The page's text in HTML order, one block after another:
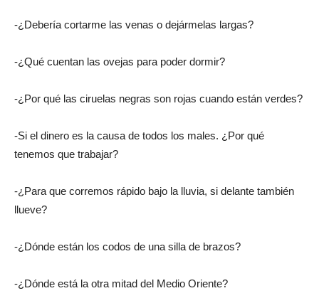
-¿Debería cortarme las venas o dejármelas largas?
-¿Qué cuentan las ovejas para poder dormir?
-¿Por qué las ciruelas negras son rojas cuando están verdes?
-Si el dinero es la causa de todos los males. ¿Por qué
tenemos que trabajar?
-¿Para que corremos rápido bajo la lluvia, si delante también
llueve?
-¿Dónde están los codos de una silla de brazos?
-¿Dónde está la otra mitad del Medio Oriente?